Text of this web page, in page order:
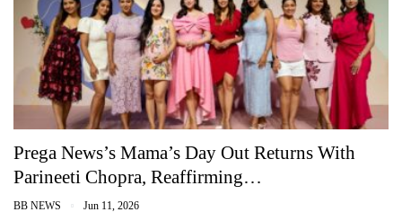
Prega News’s Mama’s Day Out Returns With
Parineeti Chopra, Reaffirming…
BB NEWS Jun 11, 2026